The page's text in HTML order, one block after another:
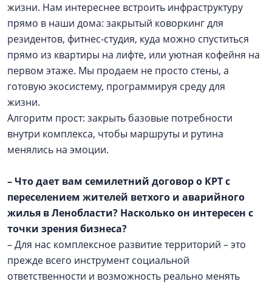
жизни. Нам интереснее встроить инфраструктуру
прямо в наши дома: закрытый коворкинг для
резидентов, фитнес-студия, куда можно спуститься
прямо из квартиры на лифте, или уютная кофейня на
первом этаже. Мы продаем не просто стены, а
готовую экосистему, программируя среду для
жизни.
Алгоритм прост: закрыть базовые потребности
внутри комплекса, чтобы маршруты и рутина
менялись на эмоции.
– Что дает вам семилетний договор о КРТ с
переселением жителей ветхого и аварийного
жилья в Ленобласти? Насколько он интересен с
точки зрения бизнеса?
– Для нас комплексное развитие территорий – это
прежде всего инструмент социальной
ответственности и возможность реально менять